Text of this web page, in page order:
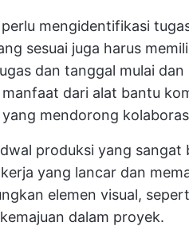
mengidentifikasi
sesuai juga harus
dan tanggal mulai
dari alat bantu
mendorong
produksi yang
yang lancar dan
elemen visual,
dalam proyek.